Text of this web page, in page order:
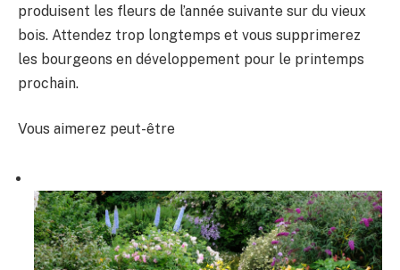
produisent les fleurs de l’année suivante sur du vieux
bois. Attendez trop longtemps et vous supprimerez
les bourgeons en développement pour le printemps
prochain.
Vous aimerez peut-être